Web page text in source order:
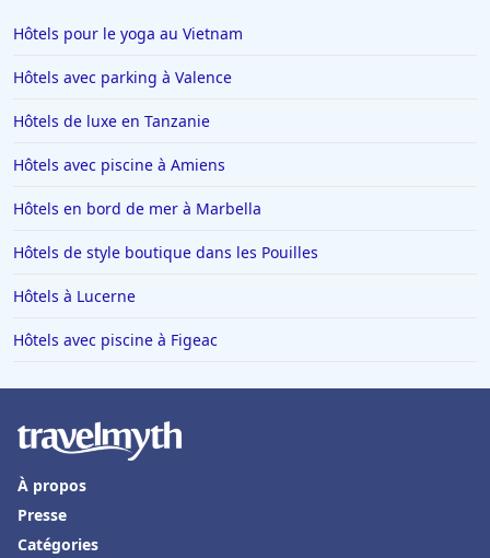
Hôtels à Pouilly-en-Auxois
Hôtels à Pont-lʼEveque
Hôtels à Crézilles
Hôtels à Cassis
Hôtels à Fuerteventura
Hôtels à Ensisheim
Hôtels en Crète
Hôtels à Agadir
Hôtels à Sorgues
Hôtels à Valognes
Hôtels pour le yoga au Vietnam
Hôtels avec parking à Valence
Hôtels de luxe en Tanzanie
Hôtels avec piscine à Amiens
Hôtels en bord de mer à Marbella
Hôtels de style boutique dans les Pouilles
Hôtels à Lucerne
Hôtels avec piscine à Figeac
À propos
Presse
Catégories